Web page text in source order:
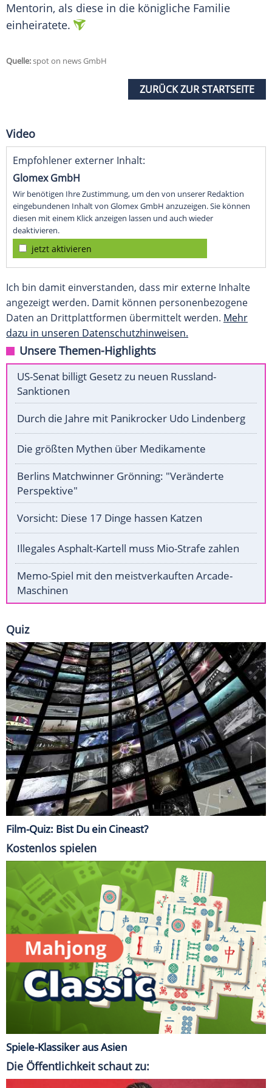
Mentorin, als diese in die königliche Familie
einheiratete.
Quelle:spot on news GmbH
ZURÜCK ZUR STARTSEITE
Video
Empfohlener externer Inhalt:
Glomex GmbH
Wir benötigen Ihre Zustimmung, um den von unserer Redaktion
eingebundenen Inhalt von Glomex GmbH anzuzeigen. Sie können
diesen mit einem Klick anzeigen lassen und auch wieder
deaktivieren.
jetzt aktivieren
Ich bin damit einverstanden, dass mir externe Inhalte
angezeigt werden. Damit können personenbezogene
Daten an Drittplattformen übermittelt werden. Mehr
dazu in unseren Datenschutzhinweisen.
Unsere Themen-Highlights
US-Senat billigt Gesetz zu neuen Russland-
Sanktionen
Durch die Jahre mit Panikrocker Udo Lindenberg
Die größten Mythen über Medikamente
Berlins Matchwinner Grönning: "Veränderte
Perspektive"
Vorsicht: Diese 17 Dinge hassen Katzen
Illegales Asphalt-Kartell muss Mio-Strafe zahlen
Memo-Spiel mit den meistverkauften Arcade-
Maschinen
Quiz
Film-Quiz: Bist Du ein Cineast?
Kostenlos spielen
Spiele-Klassiker aus Asien
Die Öffentlichkeit schaut zu: